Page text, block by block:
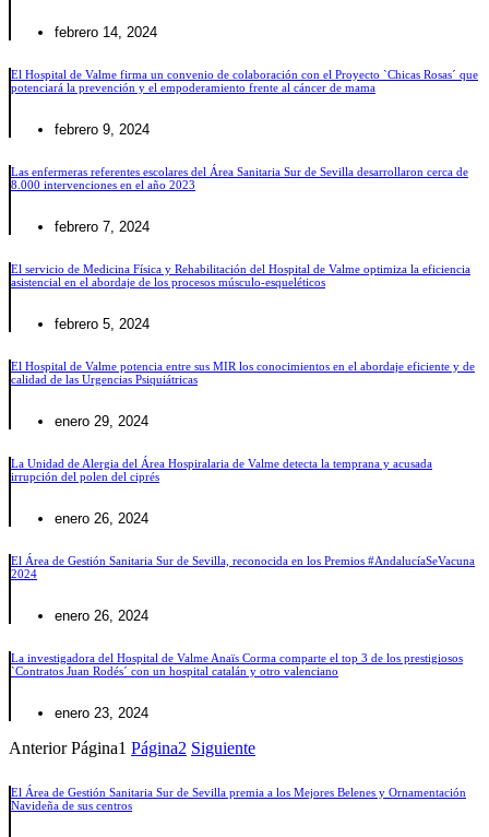
febrero 14, 2024
El Hospital de Valme firma un convenio de colaboración con el Proyecto `Chicas Rosas´ que
potenciará la prevención y el empoderamiento frente al cáncer de mama
febrero 9, 2024
Las enfermeras referentes escolares del Área Sanitaria Sur de Sevilla desarrollaron cerca de
8.000 intervenciones en el año 2023
febrero 7, 2024
El servicio de Medicina Física y Rehabilitación del Hospital de Valme optimiza la eficiencia
asistencial en el abordaje de los procesos músculo-esqueléticos
febrero 5, 2024
El Hospital de Valme potencia entre sus MIR los conocimientos en el abordaje eficiente y de
calidad de las Urgencias Psiquiátricas
enero 29, 2024
La Unidad de Alergia del Área Hospiralaria de Valme detecta la temprana y acusada
irrupción del polen del ciprés
enero 26, 2024
El Área de Gestión Sanitaria Sur de Sevilla, reconocida en los Premios #AndalucíaSeVacuna
2024
enero 26, 2024
La investigadora del Hospital de Valme Anaïs Corma comparte el top 3 de los prestigiosos
`Contratos Juan Rodés´ con un hospital catalán y otro valenciano
enero 23, 2024
Anterior Página1 Página2 Siguiente
El Área de Gestión Sanitaria Sur de Sevilla premia a los Mejores Belenes y Ornamentación
Navideña de sus centros